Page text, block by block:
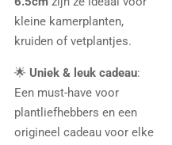
kleine kamerplanten,
kruiden of vetplantjes.
🌟 Uniek & leuk cadeau:
Een must-have voor
plantliefhebbers en een
origineel cadeau voor elke